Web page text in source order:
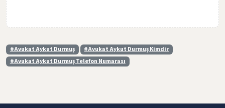
#Avukat Aykut Durmuş
#Avukat Aykut Durmuş Kimdir
#Avukat Aykut Durmuş Telefon Numarası